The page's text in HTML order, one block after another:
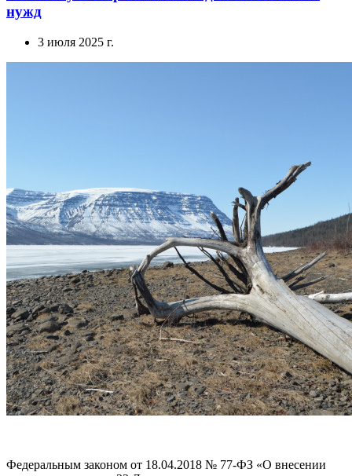
нужд
3 июля 2025 г.
Федеральным законом от 18.04.2018 № 77-ФЗ «О внесении